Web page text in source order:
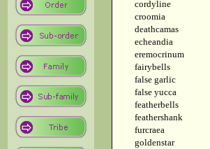
cordyline
croomia
deathcamas
echeandia
eremocrinum
fairybells
false garlic
false yucca
featherbells
feathershank
furcraea
goldenstar